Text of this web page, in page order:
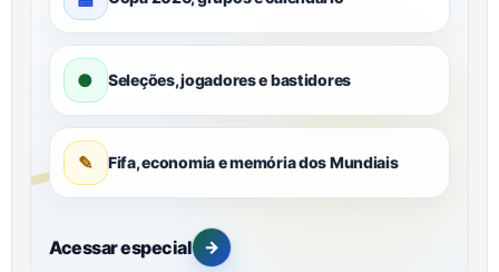
● Seleções, jogadores e bastidores
✎ Fifa, economia e memória dos Mundiais
Acessar especial →